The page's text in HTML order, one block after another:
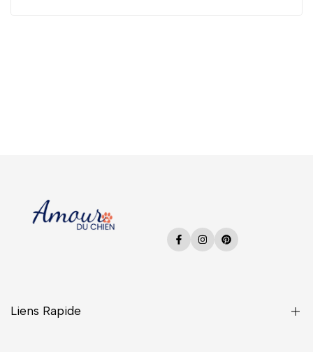
Facebook
InstagramPinterest
Liens Rapide